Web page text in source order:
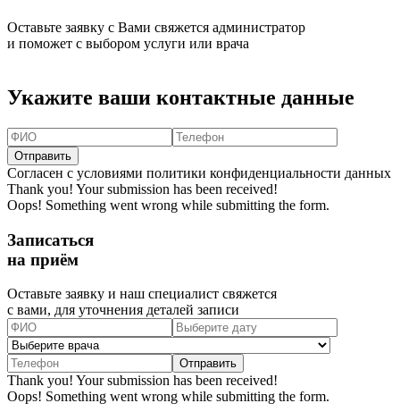
Оставьте заявку с Вами свяжется администратор
и поможет с выбором услуги или врача
Укажите ваши контактные данные
Согласен с условиями политики конфиденциальности данных
Thank you! Your submission has been received!
Oops! Something went wrong while submitting the form.
Записаться
на приём
Оставьте заявку и наш специалист свяжется
с вами, для уточнения деталей записи
Thank you! Your submission has been received!
Oops! Something went wrong while submitting the form.